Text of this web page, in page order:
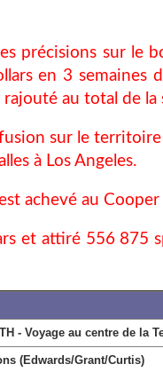
précisions sur le
en 3 semaines
au total de la
sur le
à Los Angeles.
achevé au
et attiré 556 875
- Voyage au centre de la
(Edwards/Grant/Curtis)